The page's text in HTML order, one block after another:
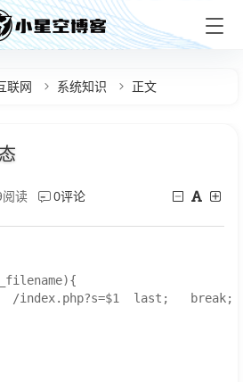
联网 系统知识 正文
阅读 0评论
index.php?s=$1  last;   break;